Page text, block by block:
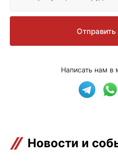
Написать нам в
Отправить
Новости и